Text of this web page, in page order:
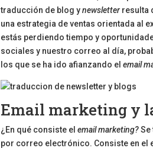
traducción de blog ynewsletter resulta
una estrategia de ventas orientada al
estás perdiendo tiempo y
sociales y nuestro correo al día,
los que se ha ido afianzando elemail
Email marketing y
¿En qué consiste elemail marketing?Se
por correo electrónico. Consiste en el